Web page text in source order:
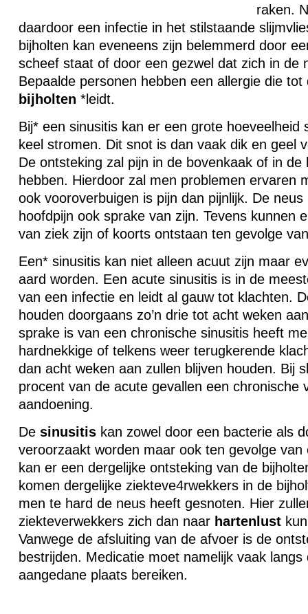
raken.
daardoor een infectie in het stilstaande
bijholten kan eveneens zijn belemmerd door
scheef staat of door een gezwel dat zich in de
Bepaalde personen hebben een allergie die
bijholten *leidt.
Bij* een sinusitis kan er een grote hoeveelheid
keel stromen. Dit snot is dan vaak dik en geel
De ontsteking zal pijn in de bovenkaak of in de
hebben. Hierdoor zal men problemen ervaren
ook vooroverbuigen is pijn dan pijnlijk. De
hoofdpijn ook sprake van zijn. Tevens kunnen
van ziek zijn of koorts ontstaan ten gevolge
Een* sinusitis kan niet alleen acuut zijn maar
aard worden. Een acute sinusitis is in de
van een infectie en leidt al gauw tot klachten.
houden doorgaans zo’n drie tot acht weken
sprake is van een chronische sinusitis heeft
hardnekkige of telkens weer terugkerende
dan acht weken aan zullen blijven houden. Bij
procent van de acute gevallen een chronische
aandoening.
De sinusitiskan zowel door een bacterie als
veroorzaakt worden maar ook ten gevolge van
kan er een dergelijke ontsteking van de
komen dergelijke ziekteve4rwekkers in de
men te hard de neus heeft gesnoten. Hier
ziekteverwekkers zich dan naar hartenlust
Vanwege de afsluiting van de afvoer is de
bestrijden. Medicatie moet namelijk vaak langs
aangedane plaats bereiken.